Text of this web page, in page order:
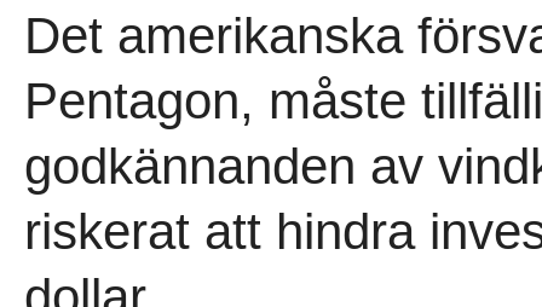
Det amerikanska
Pentagon, måste
godkännanden av
riskerat att hindra